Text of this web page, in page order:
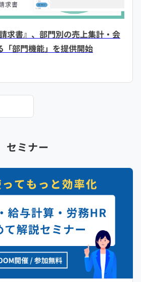
求書』、部門別の売上集計・会
「部門機能」を提供開始
セミナー